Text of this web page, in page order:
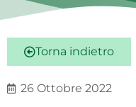
Torna indietro
26 Ottobre 2022